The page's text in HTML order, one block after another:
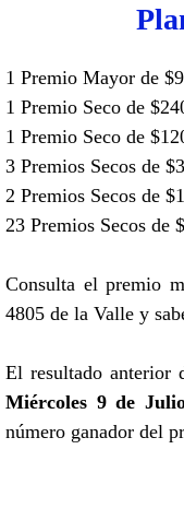
1 Premio Mayor de
1 Premio Seco de
1 Premio Seco de
3 Premios Secos de
2 Premios Secos de
23 Premios Secos de
Consulta el premio
4805 de la Valle y
El resultado anterior
Miércoles 9 de
número ganador del